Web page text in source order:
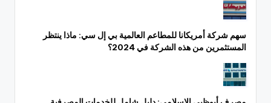
سهم شركة أمريكانا للمطاعم العالمية بي إل سي: ماذا ينتظر
المستثمرين من هذه الشركة في 2024؟